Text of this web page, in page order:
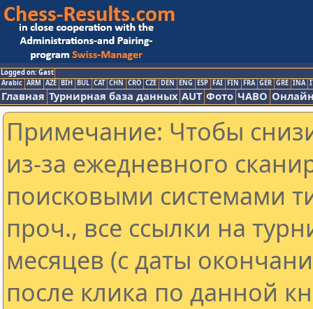
Logged on: Gast
Arabic ARM AZE BIH BUL CAT CHN CRO CZE DEN ENG ESP FAI FIN FRA GER GRE INA
Главная Турнирная база данных AUT Фото ЧАВО
Примечание: Чтобы
из-за ежедневного
поисковыми системами
проч., все ссылки на
месяцев (с даты
после клика по данной